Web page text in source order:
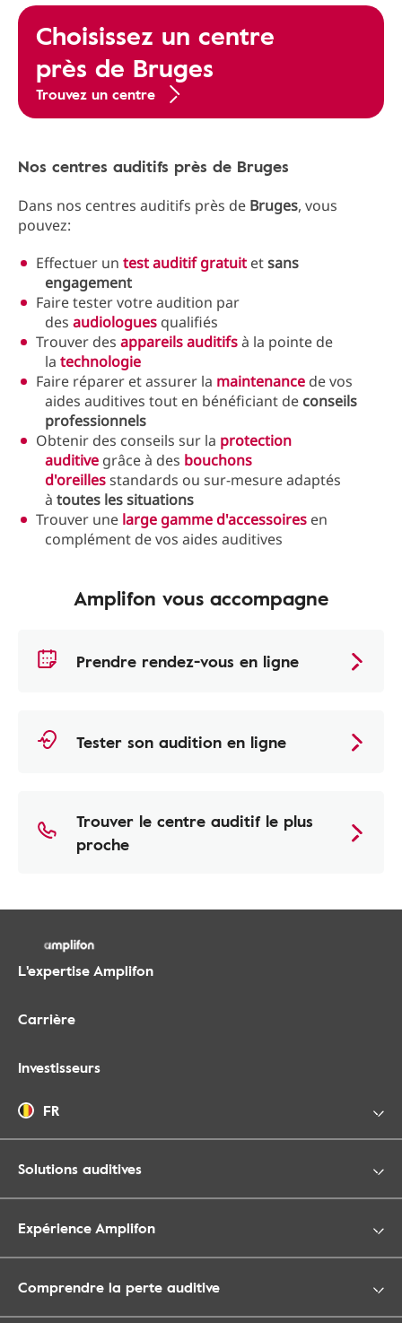
Choisissez un centre
près de Bruges
Trouvez un centre
Nos centres auditifs près de Bruges
Dans nos centres auditifs près de Bruges, vous
pouvez:
Effectuer un test auditif gratuit etsans
engagement
Faire tester votre audition par
des audiologues qualifiés
Trouver des appareils auditifsà la pointe de
la technologie
Faire réparer et assurer la maintenance de vos
aides auditives tout en bénéficiant de conseils
professionnels
Obtenir des conseils sur la protection
auditive grâce à des bouchons
d'oreillesstandards ou sur-mesure adaptés
à toutes les situations
Trouver une large gamme d'accessoires en
complément de vos aides auditives
Amplifon vous accompagne
Prendre rendez-vous en ligne
Tester son audition en ligne
Trouver le centre auditif le plus
proche
L'expertise Amplifon
Carrière
Investisseurs
FR
Solutions auditives
Expérience Amplifon
Comprendre la perte auditive